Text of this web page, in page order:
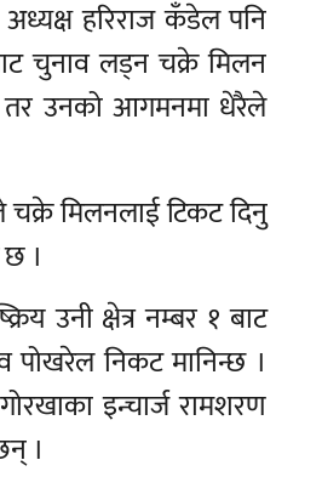
हरिराज कँडेल पनि
चुनाव लड्न चक्रे मिलन
उनको आगमनमा धेरैले
चक्रे मिलनलाई टिकट दिनु
।
उनी क्षेत्र नम्बर १ बाट
पोखरेल निकट मानिन्छ ।
इन्चार्ज रामशरण
।